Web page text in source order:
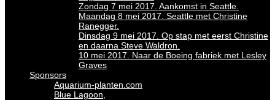
Zondag 7 mei 2017. Aankomst in Seattle.
Maandag 8 mei 2017. Seattle met Christine
Ranegger.
Dinsdag 9 mei 2017. Op stap met eerst Christine
en daarna Steve Waldron.
10 mei 2017. Naar de Boeing fabriek met Lesley
Graves
Sponsors
Aquarium-planten.com
Blue Lagoon,